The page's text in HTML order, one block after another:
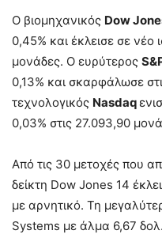
Ο βιομηχανικός Dow
0,45% και έκλεισε σε νέο
μονάδες. Ο ευρύτερος
0,13% και σκαρφάλωσε
τεχνολογικός Nasdaq
0,03% στις 27.093,90
Από τις 30 μετοχές που
δείκτη Dow Jones 14
με αρνητικό. Τη
Systems με άλμα 6,67